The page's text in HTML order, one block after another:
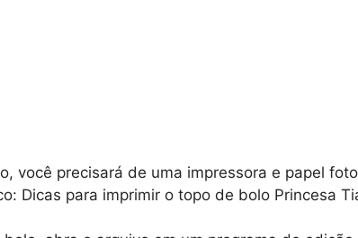
você precisará de uma impressora e papel
Dicas para imprimir o topo de bolo Princesa